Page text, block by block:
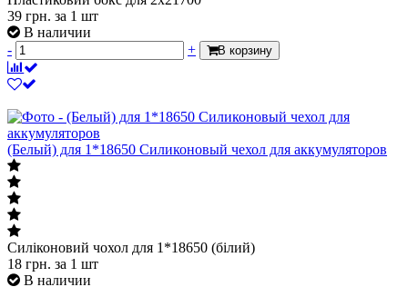
Пластиковий бокс для 2x21700
39грн.за 1 шт
В наличии
(Белый) для 1*18650 Силиконовый чехол для аккумуляторов